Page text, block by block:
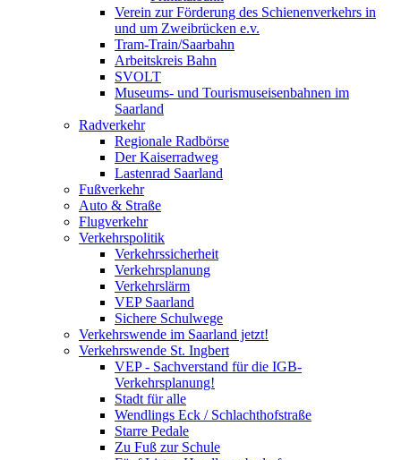
Verein zur Förderung des Schienenverkehrs in
und um Zweibrücken e.v.
Tram-Train/Saarbahn
Arbeitskreis Bahn
SVOLT
Museums- und Tourismuseisenbahnen im
Saarland
Radverkehr
Regionale Radbörse
Der Kaiserradweg
Lastenrad Saarland
Fußverkehr
Auto & Straße
Flugverkehr
Verkehrspolitik
Verkehrssicherheit
Verkehrsplanung
Verkehrslärm
VEP Saarland
Sichere Schulwege
Verkehrswende im Saarland jetzt!
Verkehrswende St. Ingbert
VEP - Sachverstand für die IGB-
Verkehrsplanung!
Stadt für alle
Wendlings Eck / Schlachthofstraße
Starre Pedale
Zu Fuß zur Schule